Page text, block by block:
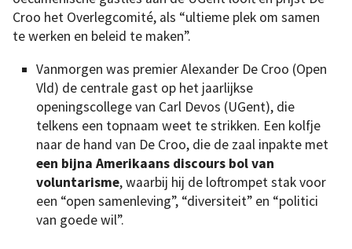
Croo het Overlegcomité, als “ultieme plek om samen
te werken en beleid te maken”.
Vanmorgen was premier Alexander De Croo (Open
Vld) de centrale gast op het jaarlijkse
openingscollege van Carl Devos (UGent), die
telkens een topnaam weet te strikken. Een kolfje
naar de hand van De Croo, die de zaal inpakte met
een bijna Amerikaans discours bol van
voluntarisme, waarbij hij de loftrompet stak voor
een “open samenleving”, “diversiteit” en “politici
van goede wil”.